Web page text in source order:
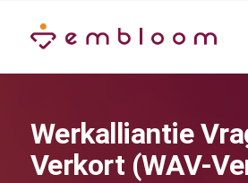
Werkalliantie
Verkort (WAV-